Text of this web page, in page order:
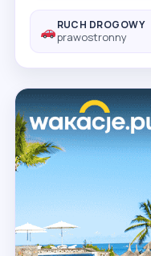
RUCH DROGOWY
prawostronny